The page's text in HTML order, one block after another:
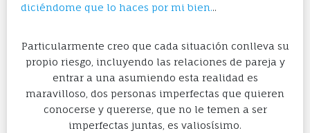
diciéndome que lo haces por mi bien...
Particularmente creo que cada situación conlleva su
propio riesgo, incluyendo las relaciones de pareja y
entrar a una asumiendo esta realidad es
maravilloso, dos personas imperfectas que quieren
conocerse y quererse, que no le temen a ser
imperfectas juntas, es valiosísimo.